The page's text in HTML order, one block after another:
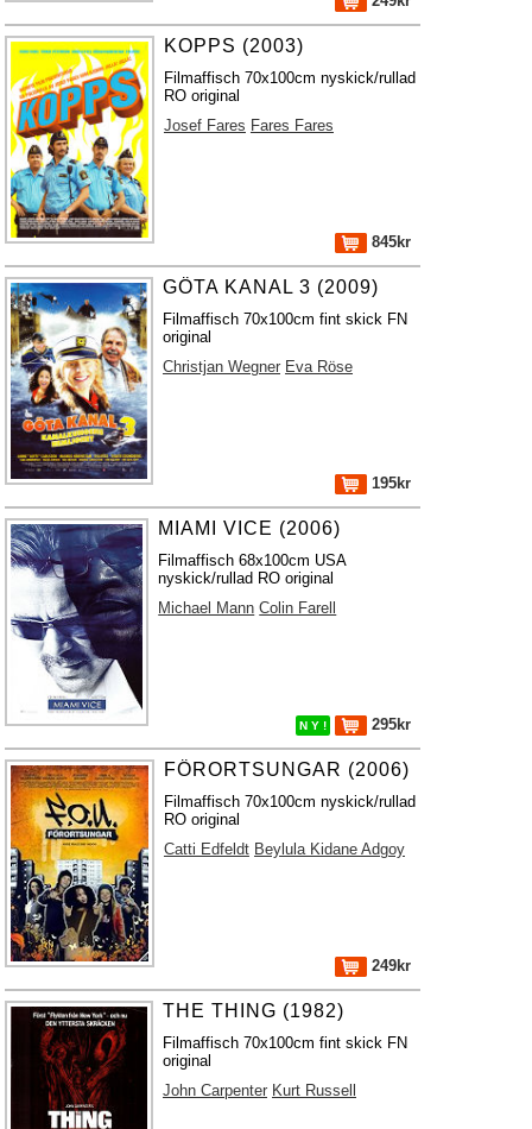
KOPPS (2003)
Filmaffisch 70x100cm nyskick/rullad
RO original
Josef Fares Fares Fares
845kr
GÖTA KANAL 3 (2009)
Filmaffisch 70x100cm fint skick FN
original
Christjan Wegner Eva Röse
195kr
MIAMI VICE (2006)
Filmaffisch 68x100cm USA
nyskick/rullad RO original
Michael Mann Colin Farell
N Y ! 295kr
FÖRORTSUNGAR (2006)
Filmaffisch 70x100cm nyskick/rullad
RO original
Catti Edfeldt Beylula Kidane Adgoy
249kr
THE THING (1982)
Filmaffisch 70x100cm fint skick FN
original
John Carpenter Kurt Russell